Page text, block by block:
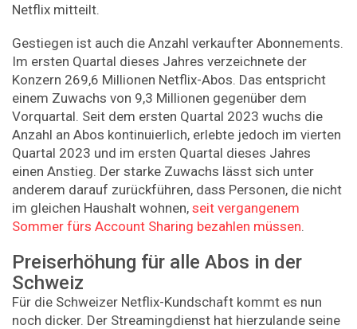
Netflix mitteilt.
Gestiegen ist auch die Anzahl verkaufter Abonnements.
Im ersten Quartal dieses Jahres verzeichnete der
Konzern 269,6 Millionen Netflix-Abos. Das entspricht
einem Zuwachs von 9,3 Millionen gegenüber dem
Vorquartal. Seit dem ersten Quartal 2023 wuchs die
Anzahl an Abos kontinuierlich, erlebte jedoch im vierten
Quartal 2023 und im ersten Quartal dieses Jahres
einen Anstieg. Der starke Zuwachs lässt sich unter
anderem darauf zurückführen, dass Personen, die nicht
im gleichen Haushalt wohnen, seit vergangenem
Sommer fürs Account Sharing bezahlen müssen.
Preiserhöhung für alle Abos in der
Schweiz
Für die Schweizer Netflix-Kundschaft kommt es nun
noch dicker. Der Streamingdienst hat hierzulande seine